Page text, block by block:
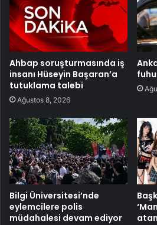
Ahbap soruşturmasında iş
insanı Hüseyin Başaran’a
tutuklama talebi
Ağustos 8, 2026
Bilgi Üniversitesi’nde
eylemcilere polis
müdahalesi devam ediyor